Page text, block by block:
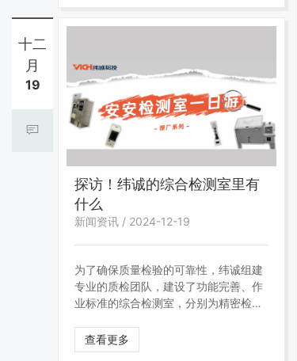
答。
十二
月
19
探访！纬诚的综合检测室里有
什么
新闻资讯 / 2024-12-19
为了确保质量检验的可靠性，纬诚组建
专业的质检团队，建设了功能完善、作
业标准的综合检测室，分别为精密检测
测室，截至目前检测室中包含大大小小
检测设备共计212台。让我们来看看纬
查看更多